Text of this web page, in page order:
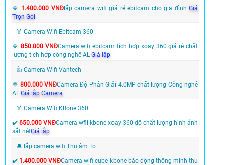
🔷 1.400.000 VNĐlắp camera wifi giá rẻ ebitcam cho gia đình Giá
Trọn Gói
🏅 Camera Wifi Ebitcam 360
🔷 850.000 VNĐCamera wifi ebitcam tích hợp xoay 360 giá rẻ chất
lượng tích hợp công nghê ALGiá lắp
👍 Camera Wifi Vantech
🔷 800.000 VNĐCamera Độ Phân Giải 4.0MP chất lượng Công nghê
ALGiá lắp Camera
🏅 Camera Wifi KBone 360
✔️ 650.000 VNĐCamera wfii kbone xoay 360 độ chất lượng hình ảnh
sắt nétGiá lắp
🔔 lắp camera wifi Thu âm To
✔️ 1.400.000 VNĐCamera wifi cube kbone báo động thông minh thu